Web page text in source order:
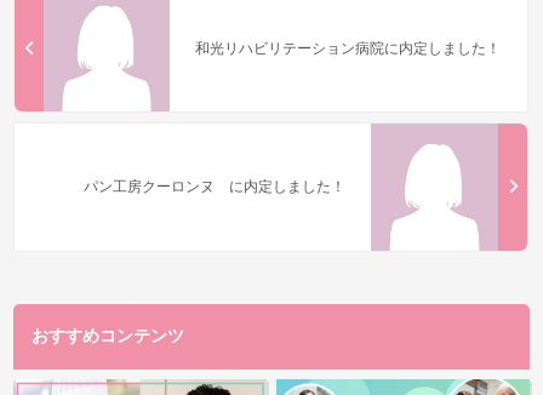
和光リハビリテーション病院に内定しました！
パン工房クーロンヌ に内定しました！
おすすめコンテンツ